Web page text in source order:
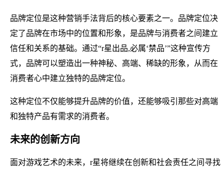
品牌定位是这种营销手法背后的核心要素之一。品牌定位决
定了品牌在市场中的位置和形象，是品牌与消费者之间建立
信任和关系的基础。通过“r星出品,必属‘禁品’”这种宣传方
式，品牌可以塑造出一种神秘、高端、稀缺的形象，从而在
消费者心中建立独特的品牌定位。
这种定位不仅能够提升品牌的价值，还能够吸引那些对高端
和独特产品有需求的消费者。
未来的创新方向
面对游戏艺术的未来，r星将继续在创新和社会责任之间寻找